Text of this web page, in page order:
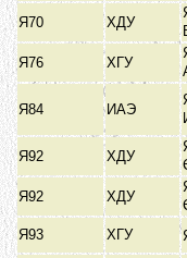
Я70
ХДУ
Я76
ХГУ
Я84 ИАЭ
Я92
ХДУ
Я92
ХДУ
Я93
ХГУ